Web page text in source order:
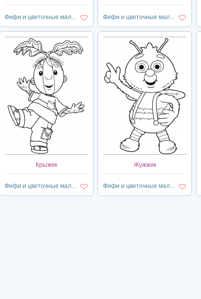
Фифи и цветочные мал... Фифи и цветочные мал...
Крыжик
Фифи и цветочные мал...
Жужжик
Фифи и цветочные мал...